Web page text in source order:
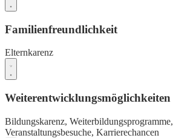
Familienfreundlichkeit
Elternkarenz
Weiterentwicklungsmöglichkeiten
Bildungskarenz, Weiterbildungsprogramme,
Veranstaltungsbesuche, Karrierechancen